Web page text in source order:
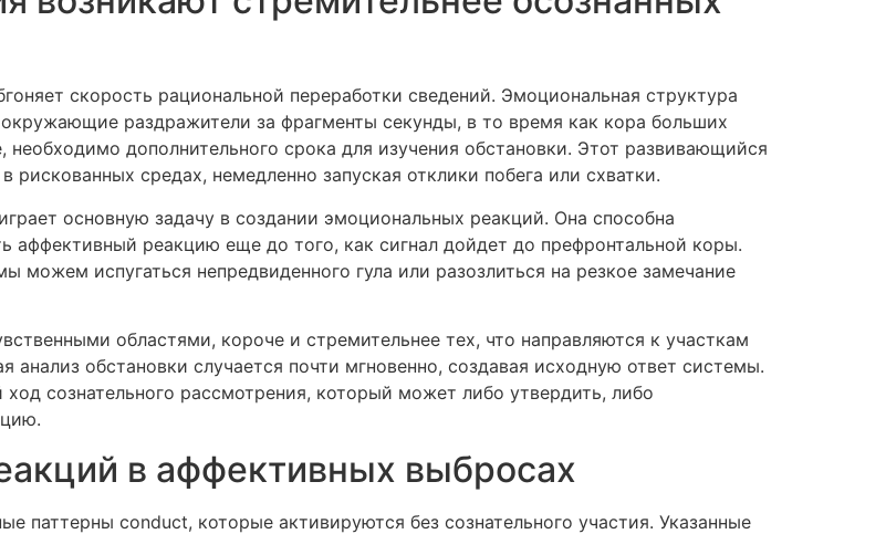
скорость рациональной переработки сведений. Эмоциональная структура
окружающие раздражители за фрагменты секунды, в то время как кора больших
дополнительного срока для изучения обстановки. Этот развивающийся
средах, немедленно запуская отклики побега или схватки.
основную задачу в создании эмоциональных реакций. Она способна
аффективный реакцию еще до того, как сигнал дойдет до префронтальной коры.
испугаться непредвиденного гула или разозлиться на резкое замечание
областями, короче и стремительнее тех, что направляются к участкам
анализ обстановки случается почти мгновенно, создавая исходную ответ системы.
сознательного рассмотрения, который может либо утвердить, либо
в аффективных выбросах
паттерны conduct, которые активируются без сознательного участия. Указанные